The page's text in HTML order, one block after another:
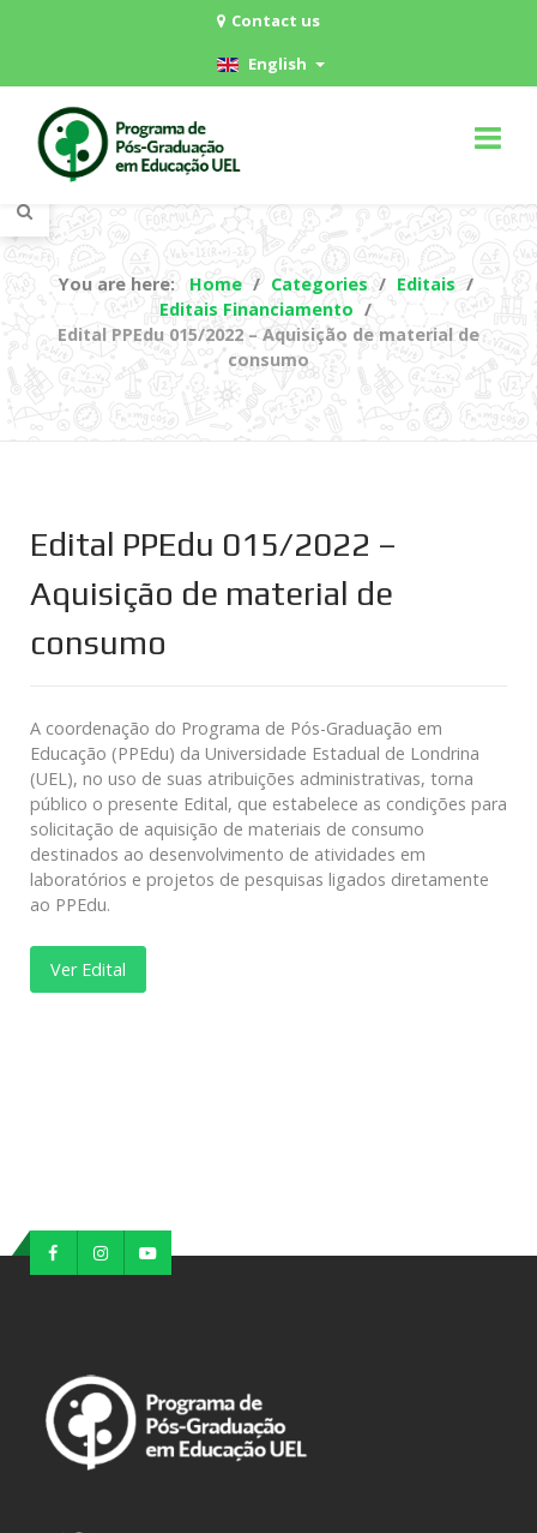
Contact us
English
You are here: Home Categories
Editais
Editais Financiamento
Edital PPEdu 015/2022 – Aquisição de material de
consumo
Edital PPEdu 015/2022 –
Aquisição de material de
consumo
A coordenação do Programa de Pós-Graduação em
Educação (PPEdu) da Universidade Estadual de Londrina
(UEL), no uso de suas atribuições administrativas, torna
público o presente Edital, que estabelece as condições para
solicitação de aquisição de materiais de consumo
destinados ao desenvolvimento de atividades em
laboratórios e projetos de pesquisas ligados diretamente
ao PPEdu.
Ver Edital